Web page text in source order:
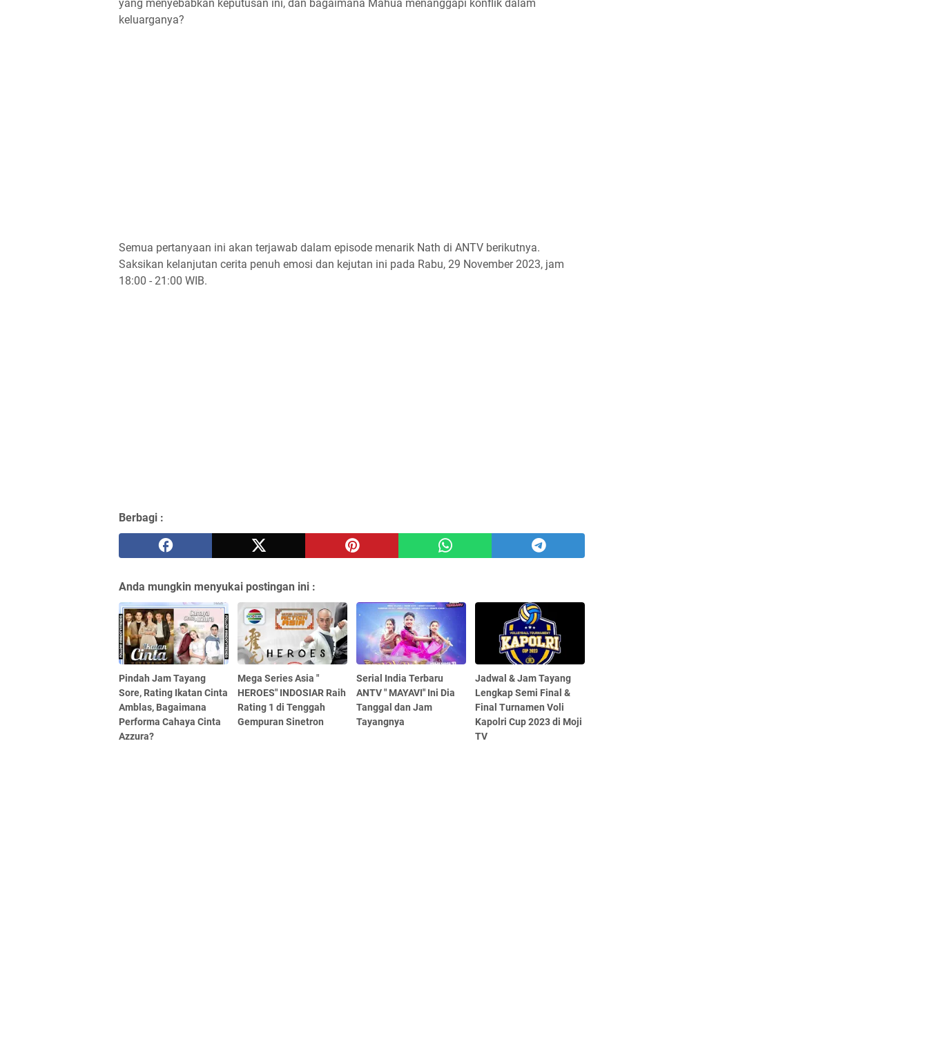
yang menyebabkan keputusan ini, dan bagaimana Mahua menanggapi konflik dalam
keluarganya?
Semua pertanyaan ini akan terjawab dalam episode menarik Nath di ANTV berikutnya.
Saksikan kelanjutan cerita penuh emosi dan kejutan ini pada Rabu, 29 November 2023, jam
18:00 - 21:00 WIB.
Berbagi :
Anda mungkin menyukai postingan ini :
Pindah Jam Tayang
Sore, Rating Ikatan Cinta
Amblas, Bagaimana
Performa Cahaya Cinta
Azzura?
Mega Series Asia "
HEROES" INDOSIAR Raih
Rating 1 di Tenggah
Gempuran Sinetron
Serial India Terbaru
ANTV " MAYAVI" Ini Dia
Tanggal dan Jam
Tayangnya
Jadwal & Jam Tayang
Lengkap Semi Final &
Final Turnamen Voli
Kapolri Cup 2023 di Moji
TV